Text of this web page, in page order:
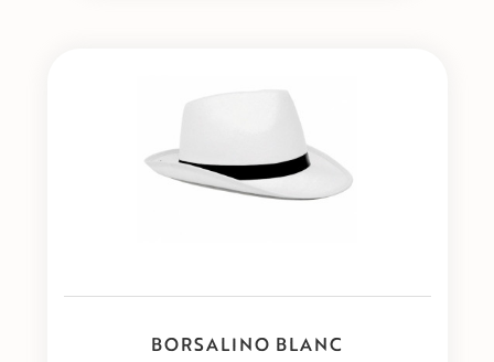
BORSALINO BLANC